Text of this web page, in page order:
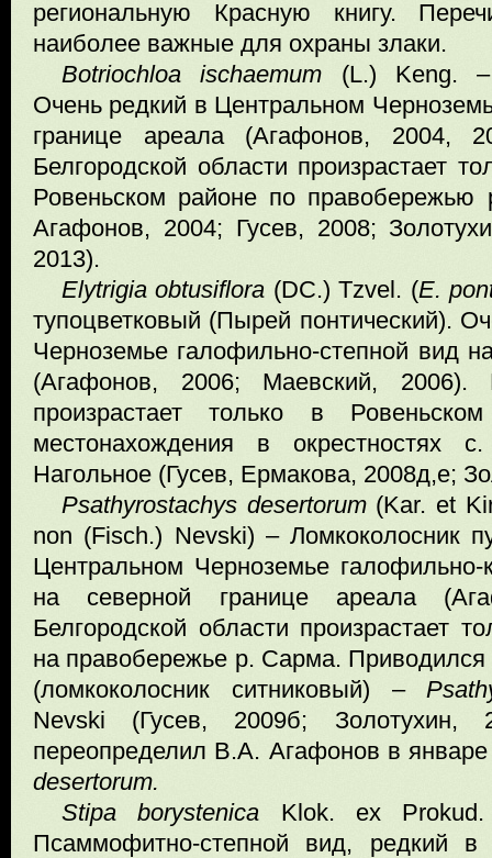
региональную Красную книгу.
наиболее важные для охраны злаки.
Botriochloa ischaemum (L.) Keng. –
Очень редкий в Центральном
границе ареала (Агафонов, 2004,
Белгородской области произрастает
Ровеньском районе по
Агафонов, 2004; Гусев, 2008;
2013).
Elytrigia obtusiflora (DC.) Tzvel. (E.
тупоцветковый (Пырей понтический).
Черноземье галофильно-степной вид
(Агафонов, 2006; Маевский, 2006).
произрастает только в
местонахождения в
Нагольное (Гусев, Ермакова, 2008д,е;
Psathyrostachys desertorum (Kar. et
non (Fisch.) Nevski) – Ломкоколосник
Центральном Черноземье галофильно-
на северной границе ареала
Белгородской области произрастает
на правобережье р. Сарма.
(ломкоколосник ситниковый) –
Nevski (Гусев, 2009б; Золотухин,
переопределил В.А. Агафонов в январе
desertorum.
Stipa
borystenicа Klok. ex Prokud.
Псаммофитно-степной вид, редкий в